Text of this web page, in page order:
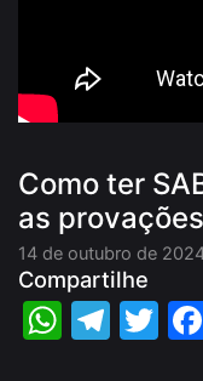
Como ter
as
14 de outubro de
Compartilhe